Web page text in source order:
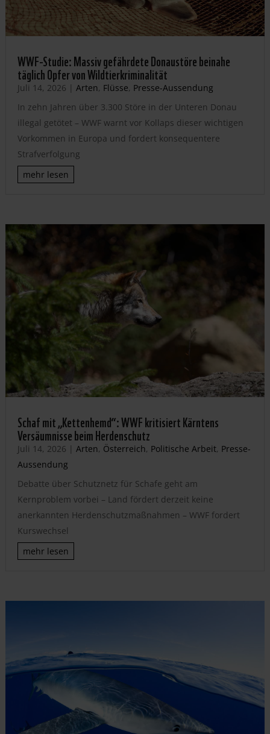
WWF-Studie: Massiv gefährdete Donaustöre beinahe
täglich Opfer von Wildtierkriminalität
Juli 14, 2026 | Arten, Flüsse, Presse-Aussendung
In zehn Jahren über 3.300 Störe in der Unteren Donau
illegal getötet – WWF warnt vor Kollaps dieser wichtigen
Vorkommen in Europa und fordert konsequentere
Strafverfolgung
mehr lesen
Schaf mit „Kettenhemd“: WWF kritisiert Kärntens
Versäumnisse beim Herdenschutz
Juli 14, 2026 | Arten, Österreich, Politische Arbeit, Presse-
Aussendung
Debatte über Schutznetz für Schafe geht am
Kernproblem vorbei – Land fördert derzeit keine
anerkannten Herdenschutzmaßnahmen – WWF fordert
Kurswechsel
mehr lesen